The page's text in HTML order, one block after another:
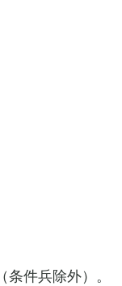
件兵除外）。